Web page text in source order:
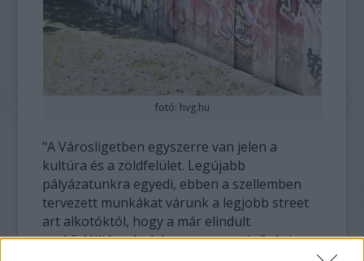
fotó: hvg.hu
"A Városligetben egyszerre van jelen a
kultúra és a zöldfelület. Legújabb
pályázatunkra egyedi, ebben a szellemben
tervezett munkákat várunk a legjobb street
art alkotóktól, hogy a már elindult
parkfelújítással párhuzamosan minőségi,